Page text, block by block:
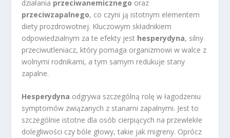
działania przeciwanemicznego oraz
przeciwzapalnego, co czyni ją istotnym elementem
diety prozdrowotnej. Kluczowym składnikiem
odpowiedzialnym za te efekty jest hesperydyna, silny
przeciwutleniacz, który pomaga organizmowi w walce z
wolnymi rodnikami, a tym samym redukuje stany
zapalne.
Hesperydyna odgrywa szczególną rolę w łagodzeniu
symptomów związanych z stanami zapalnymi. Jest to
szczególnie istotne dla osób cierpiących na przewlekłe
dolegliwości czy bóle głowy, takie jak migreny. Oprócz